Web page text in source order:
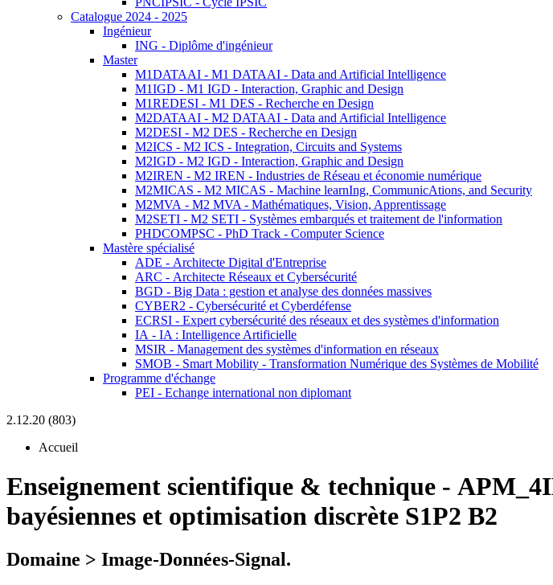
Catalogue 2024 - 2025
Ingénieur
ING - Diplôme d'ingénieur
Master
M1DATAAI - M1 DATAAI - Data and Artificial Intelligence
M1IGD - M1 IGD - Interaction, Graphic and Design
M1REDESI - M1 DES - Recherche en Design
M2DATAAI - M2 DATAAI - Data and Artificial Intelligence
M2DESI - M2 DES - Recherche en Design
M2ICS - M2 ICS - Integration, Circuits and Systems
M2IGD - M2 IGD - Interaction, Graphic and Design
M2IREN - M2 IREN - Industries de Réseau et économie numérique
M2MICAS - M2 MICAS - Machine learnIng, CommunicAtions, and Security
M2MVA - M2 MVA - Mathématiques, Vision, Apprentissage
M2SETI - M2 SETI - Systèmes embarqués et traitement de l'information
PHDCOMPSC - PhD Track - Computer Science
Mastère spécialisé
ADE - Architecte Digital d'Entreprise
ARC - Architecte Réseaux et Cybersécurité
BGD - Big Data : gestion et analyse des données massives
CYBER2 - Cybersécurité et Cyberdéfense
ECRSI - Expert cybersécurité des réseaux et des systèmes d'information
IA - IA : Intelligence Artificielle
MSIR - Management des systèmes d'information en réseaux
SMOB - Smart Mobility - Transformation Numérique des Systèmes de Mobilité
Programme d'échange
PEI - Echange international non diplomant
2.12.20 (803)
Accueil
Enseignement scientifique & technique -
bayésiennes et optimisation discrète S1P2 B2
Domaine > Image-Données-Signal.